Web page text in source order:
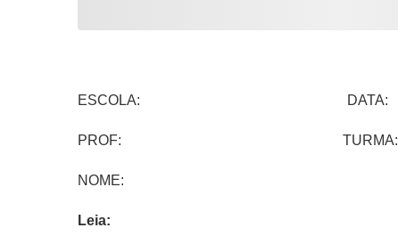
ESCOLA: DATA:
PROF: TURMA:
NOME:
Leia: